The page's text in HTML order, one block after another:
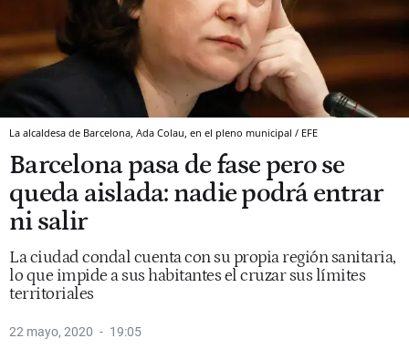
La alcaldesa de Barcelona, Ada Colau, en el pleno municipal / EFE
Barcelona pasa de fase pero se
queda aislada: nadie podrá entrar
ni salir
La ciudad condal cuenta con su propia región sanitaria,
lo que impide a sus habitantes el cruzar sus límites
territoriales
22 mayo, 2020 19:05